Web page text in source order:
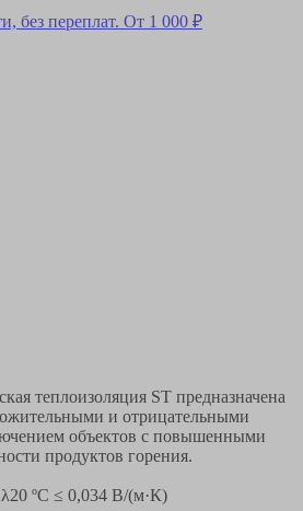
без переплат. От 1 000 ₽
теплоизоляция ST предназначена
и отрицательными
объектов с повышенными
продуктов горения.
ºC ≤ 0,034 В/(м·К)